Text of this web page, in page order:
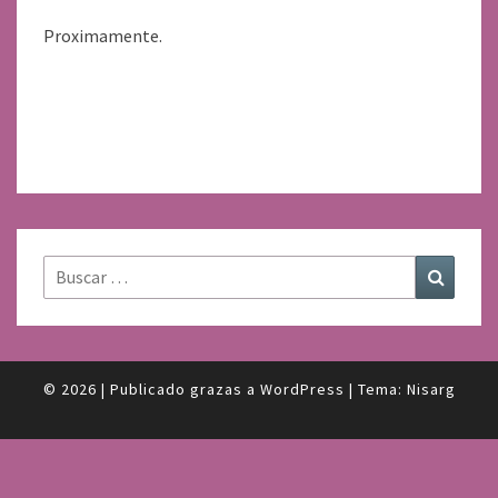
Proximamente.
Buscar:
© 2026 | Publicado grazas a WordPress | Tema: Nisarg